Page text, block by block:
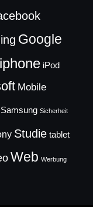
Google
iphone iPod
Mobile
Samsung Sicherheit
Studie tablet
Web Werbung